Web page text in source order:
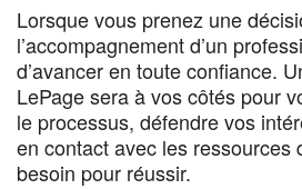
Lorsque vous prenez une
l’accompagnement d’un
d’avancer en toute confiance.
LePage sera à vos côtés pour
le processus, défendre vos
en contact avec les ressources
besoin pour réussir.